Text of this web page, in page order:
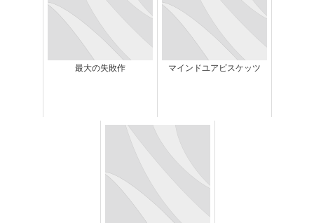
最大の失敗作 マインドユアビスケッツ